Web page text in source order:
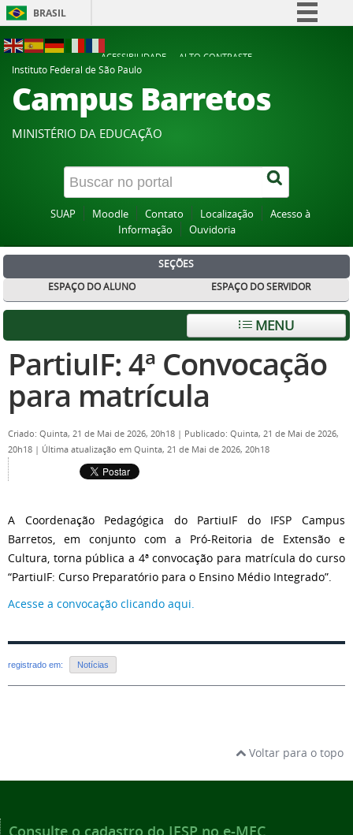
BRASIL
Participe
Acesso à informação
Canais
ACESSIBILIDADE
ALTO CONTRASTE
Instituto Federal de São Paulo
Campus Barretos
MINISTÉRIO DA EDUCAÇÃO
SUAP Moodle Contato Localização
Acesso à
Informação
Ouvidoria
SEÇÕES
ESPAÇO DO ALUNO
ESPAÇO DO SERVIDOR
MENU
PartiuIF: 4ª Convocação
para matrícula
Criado: Quinta, 21 de Mai de 2026, 20h18 | Publicado: Quinta, 21 de Mai de 2026,
20h18 | Última atualização em Quinta, 21 de Mai de 2026, 20h18
A Coordenação Pedagógica do PartiuIF do IFSP Campus
Barretos, em conjunto com a Pró-Reitoria de Extensão e
Cultura, torna pública a 4ª convocação para matrícula do curso
“PartiuIF: Curso Preparatório para o Ensino Médio Integrado”.
Acesse a convocação clicando aqui.
registrado em: Notícias
Voltar para o topo